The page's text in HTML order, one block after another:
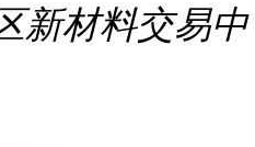
新材料交易中